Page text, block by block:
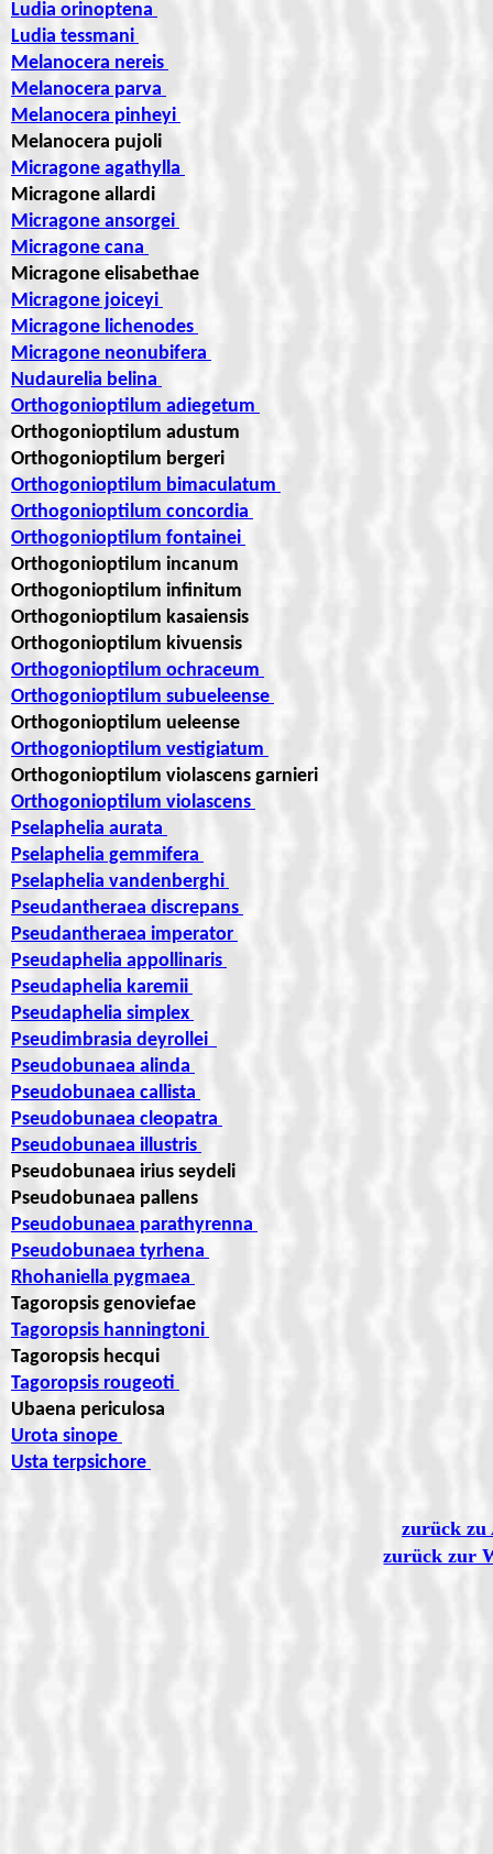
Ludia orinoptena
Ludia tessmani
Melanocera nereis
Melanocera parva
Melanocera pinheyi
Melanocera pujoli
Micragone agathylla
Micragone allardi
Micragone ansorgei
Micragone cana
Micragone elisabethae
Micragone joiceyi
Micragone lichenodes
Micragone neonubifera
Nudaurelia belina
Orthogonioptilum adiegetum
Orthogonioptilum adustum
Orthogonioptilum bergeri
Orthogonioptilum bimaculatum
Orthogonioptilum concordia
Orthogonioptilum fontainei
Orthogonioptilum incanum
Orthogonioptilum infinitum
Orthogonioptilum kasaiensis
Orthogonioptilum kivuensis
Orthogonioptilum ochraceum
Orthogonioptilum subueleense
Orthogonioptilum ueleense
Orthogonioptilum vestigiatum
Orthogonioptilum violascens garnieri
Orthogonioptilum violascens
Pselaphelia aurata
Pselaphelia gemmifera
Pselaphelia vandenberghi
Pseudantheraea discrepans
Pseudantheraea imperator
Pseudaphelia appollinaris
Pseudaphelia karemii
Pseudaphelia simplex
Pseudimbrasia deyrollei
Pseudobunaea alinda
Pseudobunaea callista
Pseudobunaea cleopatra
Pseudobunaea illustris
Pseudobunaea irius seydeli
Pseudobunaea pallens
Pseudobunaea parathyrenna
Pseudobunaea tyrhena
Rhohaniella pygmaea
Tagoropsis genoviefae
Tagoropsis hanningtoni
Tagoropsis hecqui
Tagoropsis rougeoti
Ubaena periculosa
Urota sinope
Usta terpsichore
zurück
zurück zur